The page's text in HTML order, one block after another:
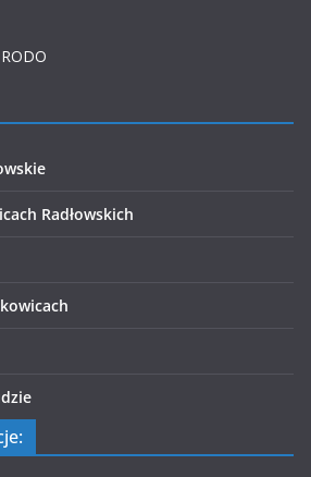
Radłowskich